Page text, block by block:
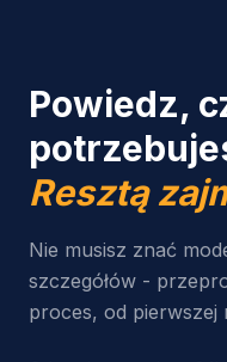
Powiedz,
Resztą
Nie musisz znać
szczegółów -
proces, od